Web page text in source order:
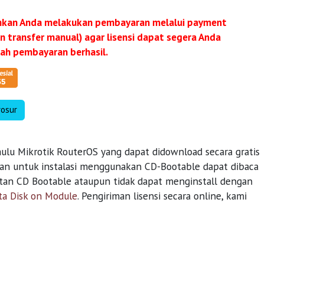
Anda melakukan pembayaran melalui payment
transfer manual) agar lisensi dapat segera Anda
pembayaran berhasil.
Mikrotik RouterOS yang dapat didownload secara gratis
untuk instalasi menggunakan CD-Bootable dapat dibaca
CD Bootable ataupun tidak dapat menginstall dengan
Disk on Module. Pengiriman lisensi secara online, kami